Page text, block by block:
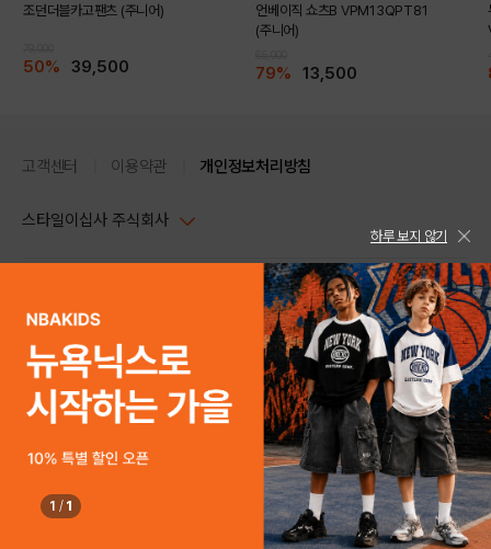
조던더블카고팬츠 (주니어)
50% 39,500
언베이직 쇼츠B VPM13QPT81
(주니어)
79% 13,500
구매하기
고객센터 이용약관 개인정보처리방침
스타일이십사 주식회사
주소 : 서울시 강남구 논현로 633, 6층 (논현동, 한세엠케이빌딩)
사업자등록번호 : 116-81-32499
통신판매업신고번호 : 제 2024-서울강남-04239
호스팅 서비스 : 스타일이십사㈜
고객센터 1544-5336(평일 09:00~ 18:00 토/일/공휴일 휴무)
스타일24 고객센터 1544-5336
평일 09:00~ 18:00 (토/일/공휴일 휴무)
help Email : help@style24.com
COPYRIGHTⓒ2021 STYLE24 ALL RIGHTS RESERVED.
하루 보지 않기
1 / 1